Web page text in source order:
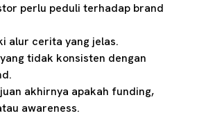
perlu peduli terhadap brand
alur cerita yang jelas.
tidak konsisten dengan
akhirnya apakah funding,
awareness.